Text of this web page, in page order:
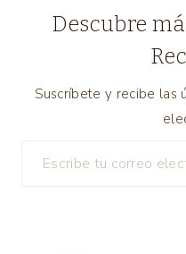
Descubre
Suscríbete y recibe las